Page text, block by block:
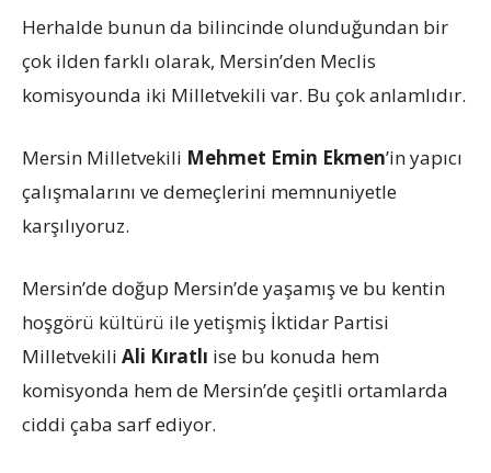
Herhalde bunun da bilincinde olunduğundan bir
çok ilden farklı olarak, Mersin’den Meclis
komisyounda iki Milletvekili var. Bu çok anlamlıdır.
Mersin Milletvekili Mehmet Emin Ekmen’in yapıcı
çalışmalarını ve demeçlerini memnuniyetle
karşılıyoruz.
Mersin’de doğup Mersin’de yaşamış ve bu kentin
hoşgörü kültürü ile yetişmiş İktidar Partisi
Milletvekili Ali Kıratlı ise bu konuda hem
komisyonda hem de Mersin’de çeşitli ortamlarda
ciddi çaba sarf ediyor.